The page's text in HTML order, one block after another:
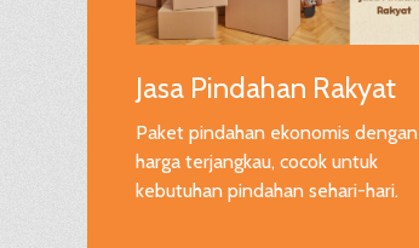
Jasa Pindahan Rakyat
Paket pindahan ekonomis dengan
harga terjangkau, cocok untuk
kebutuhan pindahan sehari-hari.